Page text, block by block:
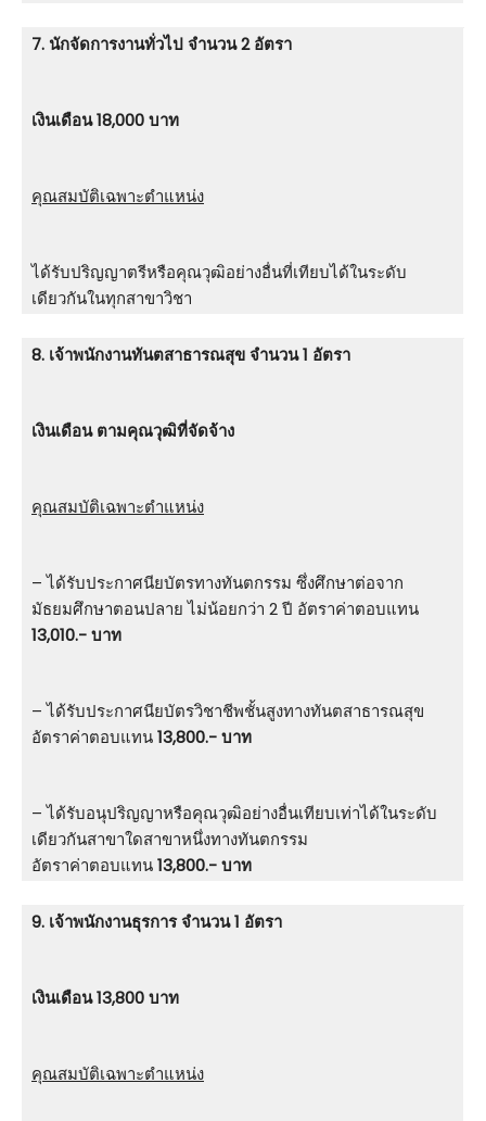
7. นักจัดการงานทั่วไป จำนวน 2 อัตรา
เงินเดือน 18,000 บาท
คุณสมบัติเฉพาะตำแหน่ง
ได้รับปริญญาตรีหรือคุณวุฒิอย่างอื่นที่เทียบได้ในระดับ
เดียวกันในทุกสาขาวิชา
8. เจ้าพนักงานทันตสาธารณสุข จำนวน 1 อัตรา
เงินเดือน ตามคุณวุฒิที่จัดจ้าง
คุณสมบัติเฉพาะตำแหน่ง
– ได้รับประกาศนียบัตรทางทันตกรรม ซึ่งศึกษาต่อจาก
มัธยมศึกษาตอนปลาย ไม่น้อยกว่า 2 ปี อัตราค่าตอบแทน
13,010.- บาท
– ได้รับประกาศนียบัตรวิชาชีพชั้นสูงทางทันตสาธารณสุข
อัตราค่าตอบแทน13,800.- บาท
– ได้รับอนุปริญญาหรือคุณวุฒิอย่างอื่นเทียบเท่าได้ในระดับ
เดียวกันสาขาใดสาขาหนึ่งทางทันตกรรม
อัตราค่าตอบแทน13,800.- บาท
9. เจ้าพนักงานธุรการ จำนวน 1 อัตรา
เงินเดือน 13,800 บาท
คุณสมบัติเฉพาะตำแหน่ง